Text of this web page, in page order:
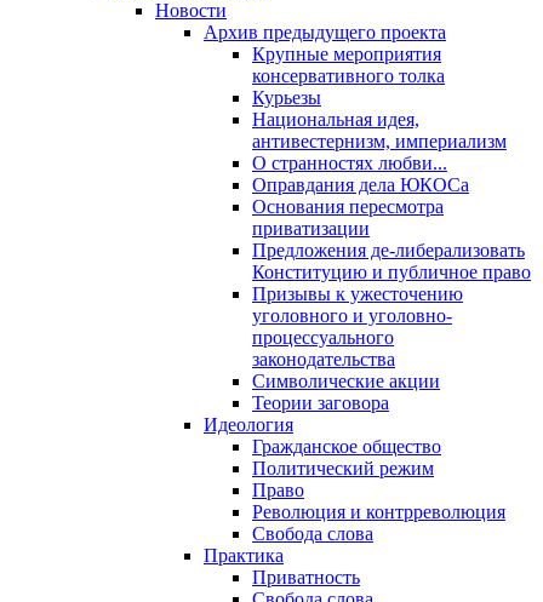
Новости
Архив предыдущего проекта
Крупные мероприятия
консервативного толка
Курьезы
Национальная идея,
антивестернизм, империализм
О странностях любви...
Оправдания дела ЮКОСа
Основания пересмотра
приватизации
Предложения де-либерализовать
Конституцию и публичное право
Призывы к ужесточению
уголовного и уголовно-
процессуального
законодательства
Символические акции
Теории заговора
Идеология
Гражданское общество
Политический режим
Право
Революция и контрреволюция
Свобода слова
Практика
Приватность